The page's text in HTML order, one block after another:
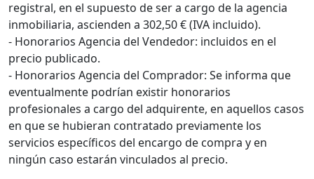
registral, en el supuesto de ser a cargo de la agencia
inmobiliaria, ascienden a 302,50 € (IVA incluido).
- Honorarios Agencia del Vendedor: incluidos en el
precio publicado.
- Honorarios Agencia del Comprador: Se informa que
eventualmente podrían existir honorarios
profesionales a cargo del adquirente, en aquellos casos
en que se hubieran contratado previamente los
servicios específicos del encargo de compra y en
ningún caso estarán vinculados al precio.